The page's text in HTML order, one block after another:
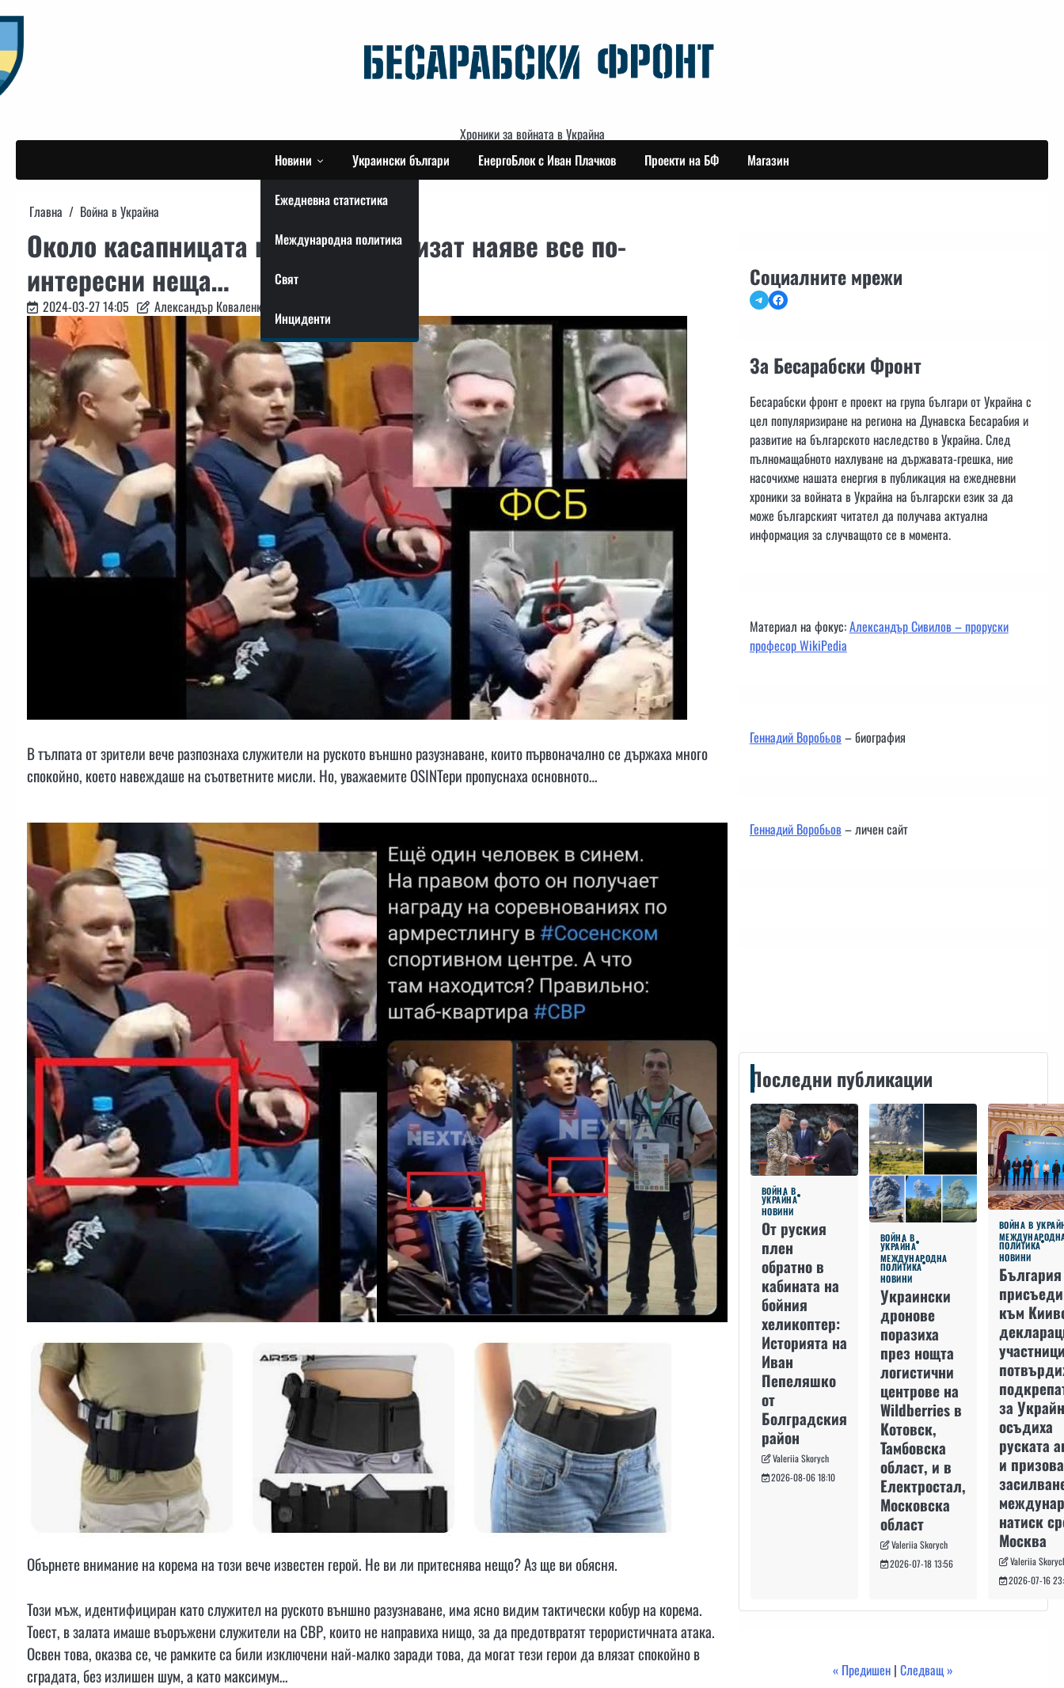
to
content
Хроники за войната в Украйна
Новини
Ежедневна статистика
Международна политика
Свят
Инциденти
Украински българи ЕнергоБлок с Иван Плачков Проекти на БФ Магазин
Главна Война в Украйна
Около касапницата на Крокус излизат наяве все по-
интересни неща…
2024-03-27 14:05 Александър Коваленко
В тълпата от зрители вече разпознаха служители на руското външно разузнаване, които първоначално се държаха много
спокойно, което навеждаше на съответните мисли. Но, уважаемите OSINТери пропуснаха основното…
Обърнете внимание на корема на този вече известен герой. Не ви ли притеснява нещо? Аз ще ви обясня.
Този мъж, идентифициран като служител на руското външно разузнаване, има ясно видим тактически кобур на корема.
Тоест, в залата имаше въоръжени служители на СВР, които не направиха нищо, за да предотвратят терористичната атака.
Освен това, оказва се, че рамките са били изключени най-малко заради това, да могат тези герои да влязат спокойно в
сградата, без излишен шум, а като максимум…
Социалните мрежи
TelegramFacebook
За Бесарабски Фронт
Бесарабски фронт е проект на група българи от Украйна с
цел популяризиране на региона на Дунавска Бесарабия и
развитие на българското наследство в Украйна. След
пълномащабното нахлуване на държавата-грешка, ние
насочихме нашата енергия в публикация на ежедневни
хроники за войната в Украйна на български език за да
може българският читател да получава актуална
информация за случващото се в момента.
Материал на фокус:Александър Сивилов – проруски
професор WikiPedia
Геннадий Воробьов– биография
Геннадий Воробьов– личен сайт
Последни публикации
ВОЙНА В
УКРАЙНА
НОВИНИ
От руския
плен
обратно в
кабината на
бойния
хеликоптер:
Историята на
Иван
Пепеляшко
от
Болградския
район
Valeriia Skorych
2026-08-06 18:10
ВОЙНА В
УКРАЙНА
МЕЖДУНАРОДНА
ПОЛИТИКА
НОВИНИ
Украински
дронове
поразиха
през нощта
логистични
центрове на
Wildberries в
Котовск,
Тамбовска
област, и в
Електростал,
Московска
област
Valeriia Skorych
2026-07-18 13:56
ВОЙНА В
ПОЛИТИКА
НОВИНИ
към
за
осъдиха
руската
и
натиск
Москва
Valeriia
2026-07-16
« Предишен |Следващ »